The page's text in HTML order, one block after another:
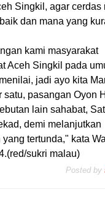
Singkil, agar cerdas
dan mana yang
kami masyarakat
Aceh Singkil pada
jadi ayo kita
satu, pasangan Oyon
lain sahabat,
demi melanjutkan
tertunda," kata
sukri malau)
Posted by